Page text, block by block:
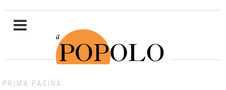
PRIMA PAGINA